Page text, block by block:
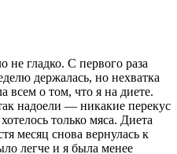
не гладко. С первого раза
держалась, но нехватка
всем о том, что я на диете.
надоели — никакие перекус
только мяса. Диета
месяц снова вернулась к
легче и я была менее